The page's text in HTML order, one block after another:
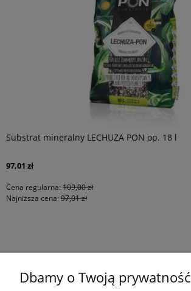
Substrat mineralny LECHUZA PON op. 18 l
97,01 zł
Cena regularna: 109,00 zł
Najniższa cena: 97,01 zł
Dbamy o Twoją prywatność